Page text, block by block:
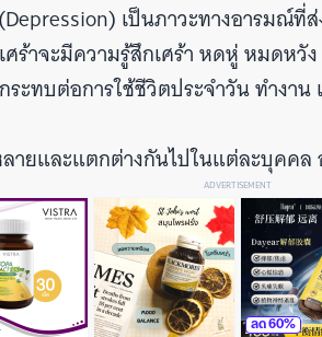
เป็นภาวะทางอารมณ์
ร้าจะมีความรู้สึกเศร้า หดหู่ หมดห
ระทบต่อการใช้ชีวิตประจำวัน ทำง
ายและแตกต่างกันไปในแต่ละบุคคล
ADVERTISEMENT
ลด60%